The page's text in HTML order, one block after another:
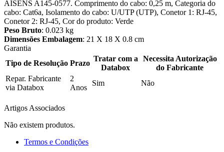
AISENS A145-0577. Comprimento do cabo: 0,25 m, Categoria do
cabo: Cat6a, Isolamento do cabo: U/UTP (UTP), Conetor 1: RJ-45,
Conetor 2: RJ-45, Cor do produto: Verde
Peso Bruto: 0.023 kg
Dimensões Embalagem: 21 X 18 X 0.8 cm
Garantia
Tipo de Resolução Prazo
Tratar com a
Databox
Necessita Autorização
do Fabricante
Repar. Fabricante
via Databox
2
Anos
Sim Não
Artigos Associados
Não existem produtos.
Termos e Condições